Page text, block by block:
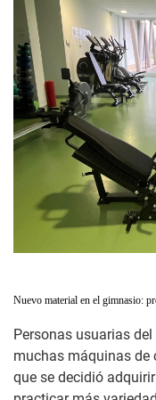
Nuevo material en el gimnasio:
Personas usuarias
muchas máquinas de
que se decidió